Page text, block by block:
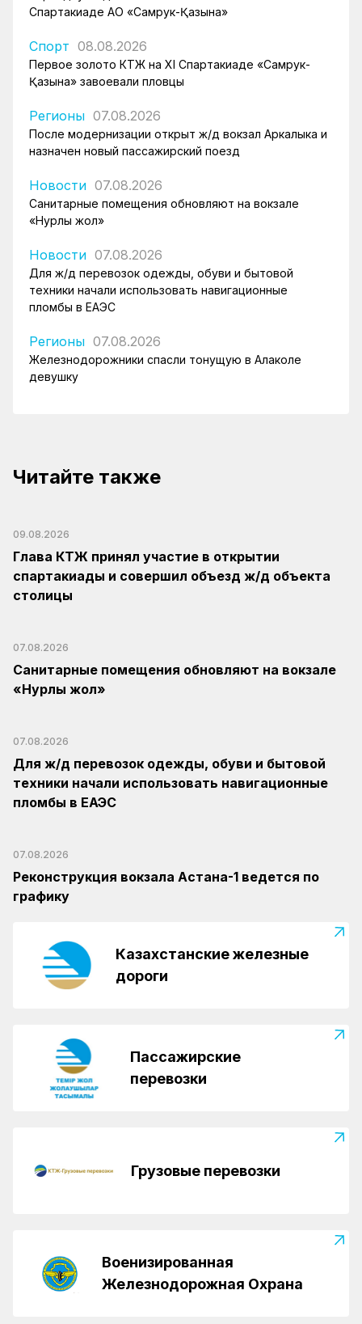
Спартакиаде АО «Самрук-Қазына»
Спорт 08.08.2026
Первое золото КТЖ на XI Спартакиаде «Самрук-
Қазына» завоевали пловцы
Регионы 07.08.2026
После модернизации открыт ж/д вокзал Аркалыка и
назначен новый пассажирский поезд
Новости 07.08.2026
Санитарные помещения обновляют на вокзале
«Нурлы жол»
Новости 07.08.2026
Для ж/д перевозок одежды, обуви и бытовой
техники начали использовать навигационные
пломбы в ЕАЭС
Регионы 07.08.2026
Железнодорожники спасли тонущую в Алаколе
девушку
Читайте также
09.08.2026
Глава КТЖ принял участие в открытии
спартакиады и совершил объезд ж/д объекта
столицы
07.08.2026
Санитарные помещения обновляют на вокзале
«Нурлы жол»
07.08.2026
Для ж/д перевозок одежды, обуви и бытовой
техники начали использовать навигационные
пломбы в ЕАЭС
07.08.2026
Реконструкция вокзала Астана-1 ведется по
графику
Казахстанские железные
дороги
Пассажирские
перевозки
Грузовые перевозки
Военизированная
Железнодорожная Охрана